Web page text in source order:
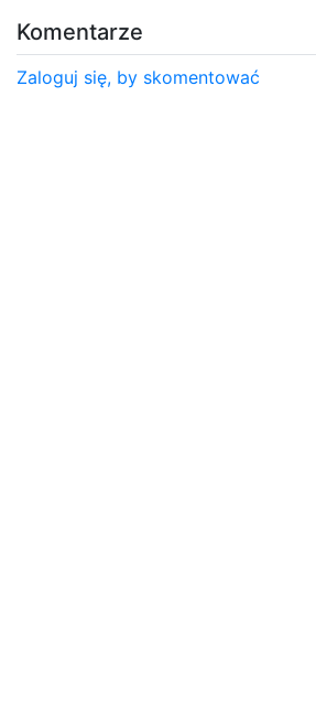
Komentarze
Zaloguj się, by skomentować